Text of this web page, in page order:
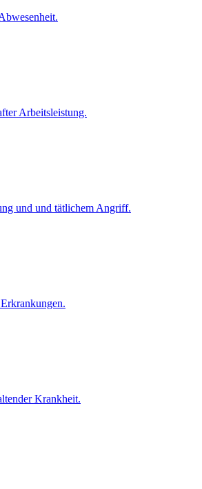
Arbeitsleistung.
und und tätlichem Angriff.
Krankheit.